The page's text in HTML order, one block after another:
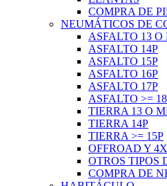
COMPRA DE
NEUMÁTICOS DE
ASFALTO 13 O
ASFALTO 14P
ASFALTO 15P
ASFALTO 16P
ASFALTO 17P
ASFALTO >=
TIERRA 13 O
TIERRA 14P
TIERRA >= 15P
OFFROAD Y
OTROS TIPOS
COMPRA DE